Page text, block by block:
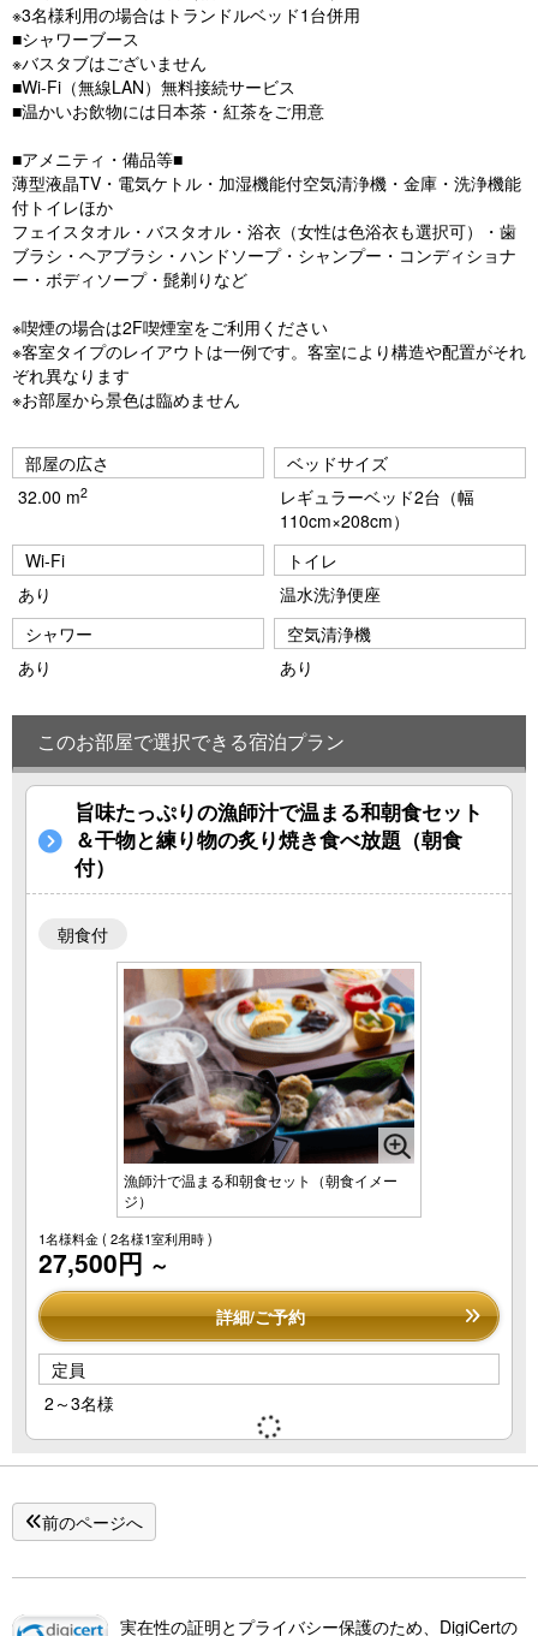
s
※3名様利用の場合はトランドルベッド1台併用
■シャワーブース
※バスタブはございません
■Wi-Fi（無線LAN）無料接続サービス
■温かいお飲物には日本茶・紅茶をご用意
■アメニティ・備品等■
薄型液晶TV・電気ケトル・加湿機能付空気清浄機・金庫・洗浄機能
付トイレほか
フェイスタオル・バスタオル・浴衣（女性は色浴衣も選択可）・歯
ブラシ・ヘアブラシ・ハンドソープ・シャンプー・コンディショナ
ー・ボディソープ・髭剃りなど
※喫煙の場合は2F喫煙室をご利用ください
※客室タイプのレイアウトは一例です。客室により構造や配置がそれ
ぞれ異なります
※お部屋から景色は臨めません
部屋の広さ
32.00 m2
ベッドサイズ
レギュラーベッド2台（幅
110cm×208cm）
Wi-Fi
あり
トイレ
温水洗浄便座
シャワー
あり
空気清浄機
あり
このお部屋で選択できる宿泊プラン
旨味たっぷりの漁師汁で温まる和朝食セット
＆干物と練り物の炙り焼き食べ放題（朝食
付）
朝食付
漁師汁で温まる和朝食セット（朝食イメー
ジ）
1名様料金( 2名様1室利用時 )
27,500円 ～
詳細/ご予約
定員
2～3名様
前のページへ
実在性の証明とプライバシー保護のため、DigiCertの